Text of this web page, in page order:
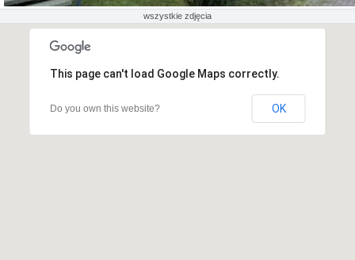
wszystkie zdjęcia
This page can't load Google Maps correctly.
Do you own this website? OK